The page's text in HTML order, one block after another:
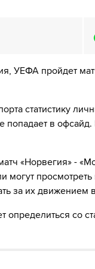
половине поля
левой ноги!
Каймаков
из команды
УЕФА пройдет
статистику
попадает в
«Норвегия» -
могут
за их
определиться со